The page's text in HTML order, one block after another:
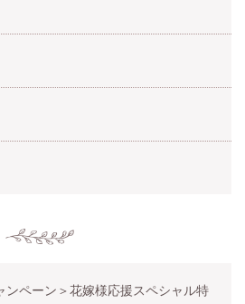
ンペーン＞花嫁様応援スペシャル特